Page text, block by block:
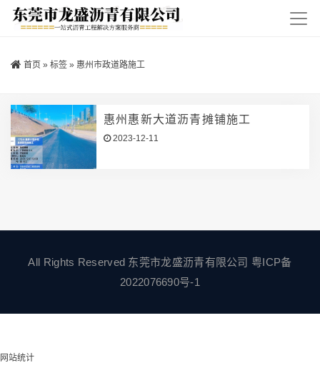
首页 » 标签 » 惠州市政道路施工
惠州惠新大道沥青摊铺施工
2023-12-11
All Rights Reserved 东莞市龙盛沥青有限公司 粤ICP备
2022076690号-1
网站统计